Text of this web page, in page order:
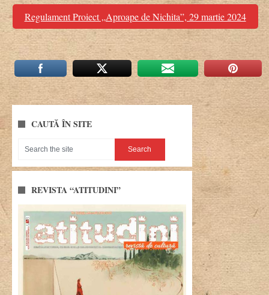
Regulament Proiect „Aproape de Nichita”, 29 martie 2024
CAUTĂ ÎN SITE
REVISTA “ATITUDINI”